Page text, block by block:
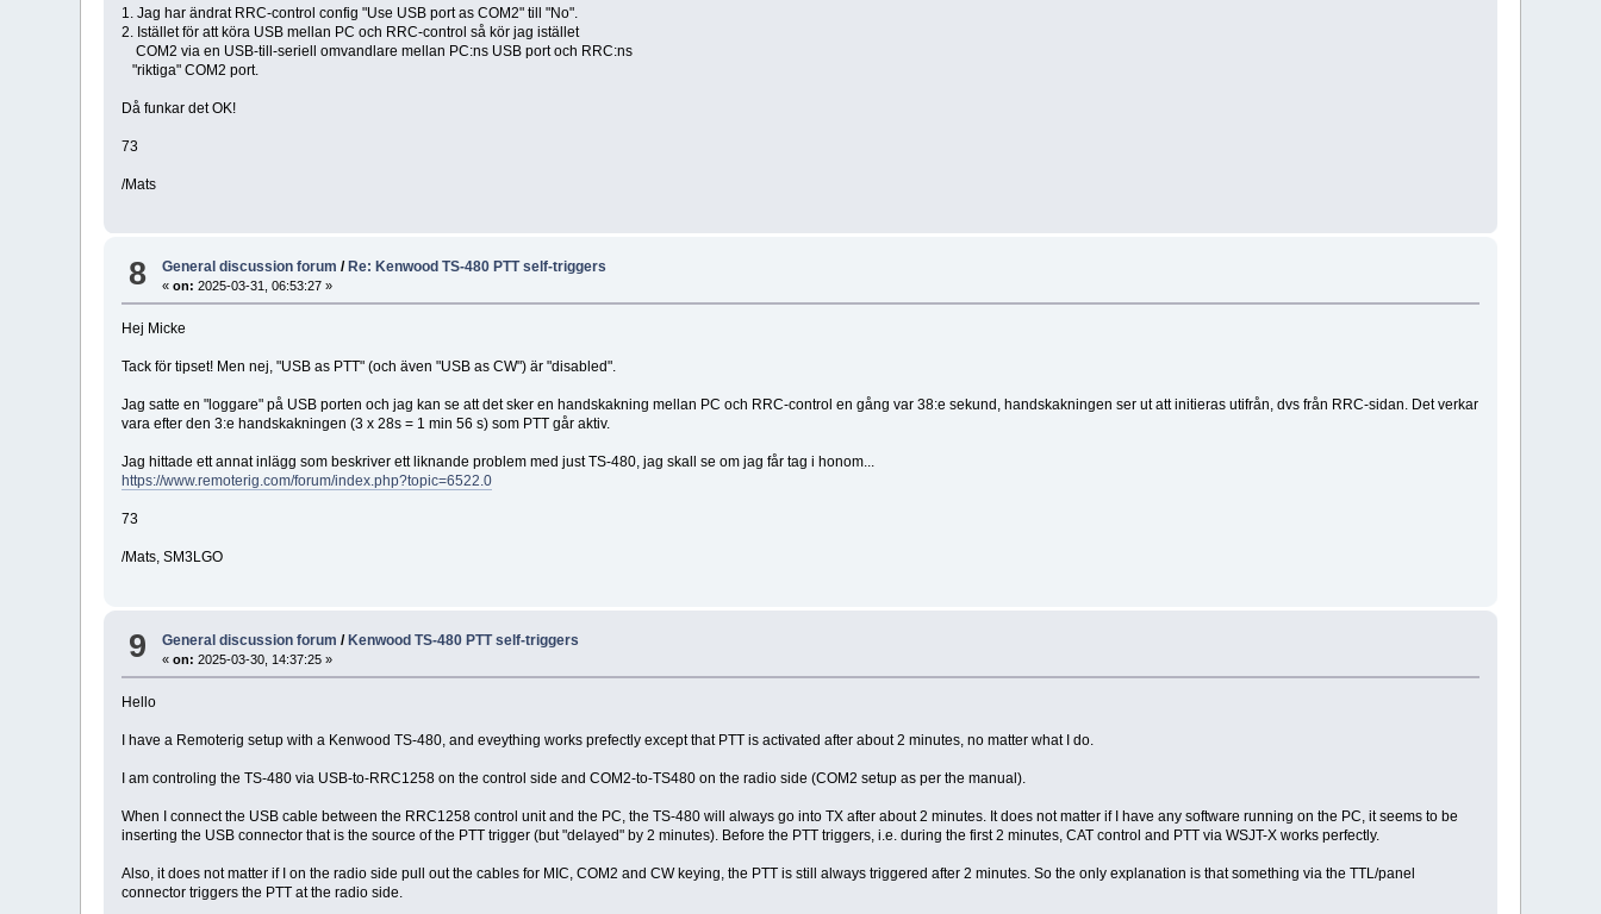
1. Jag har ändrat RRC-control config "Use USB port as COM2" till "No".
2. Istället för att köra USB mellan PC och RRC-control så kör jag istället
COM2 via en USB-till-seriell omvandlare mellan PC:ns USB port och RRC:ns
"riktiga" COM2 port.
Då funkar det OK!
73
/Mats
8 General discussion forum / Re: Kenwood TS-480 PTT self-triggers
«on: 2025-03-31, 06:53:27 »
Hej Micke
Tack för tipset! Men nej, "USB as PTT" (och även "USB as CW") är "disabled".
Jag satte en "loggare" på USB porten och jag kan se att det sker en handskakning mellan PC och RRC-control en gång var 38:e sekund, handskakningen ser ut att initieras utifrån, dvs från RRC-sidan. Det verkar
vara efter den 3:e handskakningen (3 x 28s = 1 min 56 s) som PTT går aktiv.
Jag hittade ett annat inlägg som beskriver ett liknande problem med just TS-480, jag skall se om jag får tag i honom...
https://www.remoterig.com/forum/index.php?topic=6522.0
73
/Mats, SM3LGO
9 General discussion forum / Kenwood TS-480 PTT self-triggers
«on: 2025-03-30, 14:37:25 »
Hello
I have a Remoterig setup with a Kenwood TS-480, and eveything works prefectly except that PTT is activated after about 2 minutes, no matter what I do.
I am controling the TS-480 via USB-to-RRC1258 on the control side and COM2-to-TS480 on the radio side (COM2 setup as per the manual).
When I connect the USB cable between the RRC1258 control unit and the PC, the TS-480 will always go into TX after about 2 minutes. It does not matter if I have any software running on the PC, it seems to be
inserting the USB connector that is the source of the PTT trigger (but "delayed" by 2 minutes). Before the PTT triggers, i.e. during the first 2 minutes, CAT control and PTT via WSJT-X works perfectly.
Also, it does not matter if I on the radio side pull out the cables for MIC, COM2 and CW keying, the PTT is still always triggered after 2 minutes. So the only explanation is that something via the TTL/panel
connector triggers the PTT at the radio side.